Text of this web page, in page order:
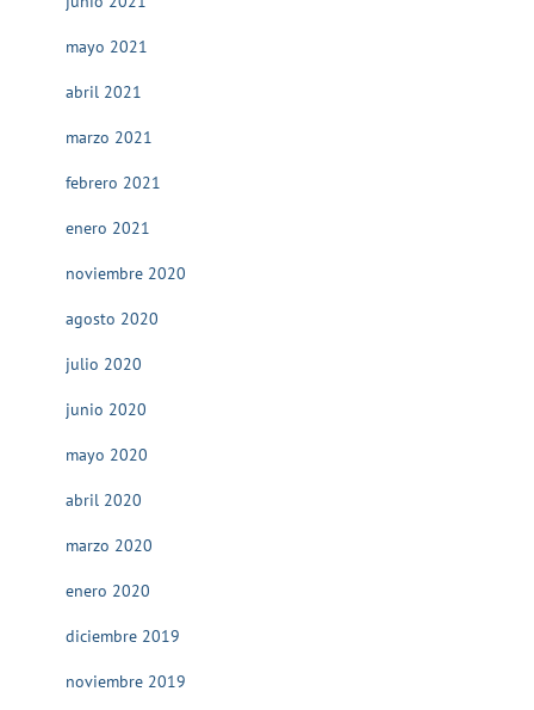
mayo 2021
abril 2021
marzo 2021
febrero 2021
enero 2021
noviembre 2020
agosto 2020
julio 2020
junio 2020
mayo 2020
abril 2020
marzo 2020
enero 2020
diciembre 2019
noviembre 2019